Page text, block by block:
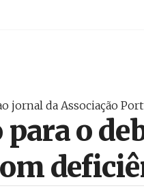
jornal da Associação
para o